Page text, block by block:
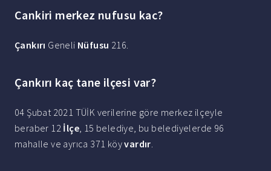
Cankiri merkez nufusu kac?
Çankırı Geneli Nüfusu 216.
Çankırı kaç tane ilçesi var?
04 Şubat 2021 TÜİK verilerine göre merkez ilçeyle
beraber 12 İlçe, 15 belediye, bu belediyelerde 96
mahalle ve ayrıca 371 köyvardır.